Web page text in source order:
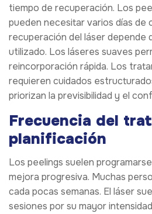
tiempo de recuperación. Los
pueden necesitar varios días de
recuperación del láser depende
utilizado. Los láseres suaves
reincorporación rápida. Los
requieren cuidados
priorizan la previsibilidad y el
Frecuencia del
planificación
Los peelings suelen
mejora progresiva. Muchas
cada pocas semanas. El láser
sesiones por su mayor